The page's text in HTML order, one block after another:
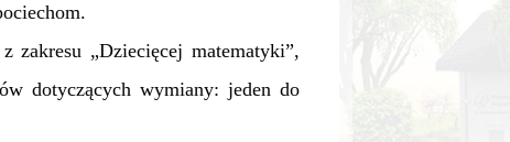
„Dziecięcej matematyki”,
dotyczących wymiany: jeden do